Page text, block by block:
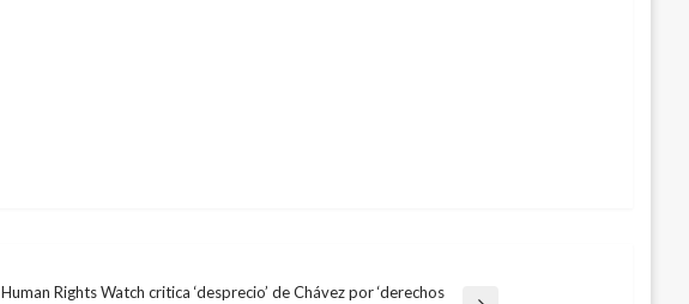
Human Rights Watch critica ‘desprecio’ de Chávez por ‘derechos